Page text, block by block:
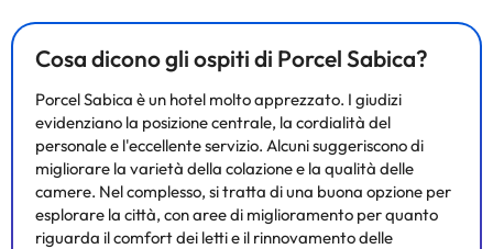
Cosa dicono gli ospiti di Porcel Sabica?
Porcel Sabica è un hotel molto apprezzato. I giudizi
evidenziano la posizione centrale, la cordialità del
personale e l'eccellente servizio. Alcuni suggeriscono di
migliorare la varietà della colazione e la qualità delle
camere. Nel complesso, si tratta di una buona opzione per
esplorare la città, con aree di miglioramento per quanto
riguarda il comfort dei letti e il rinnovamento delle